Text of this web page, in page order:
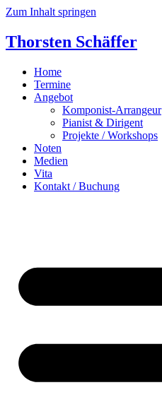
Zum Inhalt springen
Thorsten Schäffer
Home
Termine
Angebot
Komponist-Arrangeur
Pianist & Dirigent
Projekte / Workshops
Noten
Medien
Vita
Kontakt / Buchung